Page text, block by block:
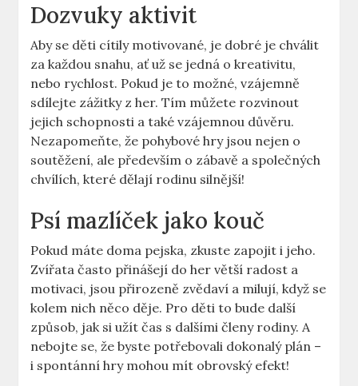
Dozvuky aktivit
Aby se děti cítily motivované, je dobré je chválit
za každou snahu, ať už se jedná o kreativitu,
nebo rychlost. Pokud je to možné, vzájemně
sdílejte zážitky z her. Tím můžete rozvinout
jejich schopnosti a také vzájemnou důvěru.
Nezapomeňte, že pohybové hry jsou nejen o
soutěžení, ale především o zábavě a společných
chvílích, které dělají rodinu silnější!
Psí mazlíček jako kouč
Pokud máte doma pejska, zkuste zapojit i jeho.
Zvířata často přinášejí do her větší radost a
motivaci, jsou přirozeně zvědaví a milují, když se
kolem nich něco děje. Pro děti to bude další
způsob, jak si užít čas s dalšími členy rodiny. A
nebojte se, že byste potřebovali dokonalý plán –
i spontánní hry mohou mít obrovský efekt!